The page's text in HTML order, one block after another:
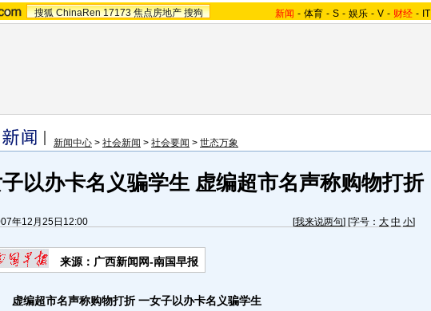
搜狐 ChinaRen 17173 焦点房地产 搜狗 新闻 - 体育 - S - 娱乐 - V - 财经 - IT
新闻中心 > 社会新闻 > 社会要闻 > 世态万象
以办卡名义骗学生 虚编超市名声称购物打折
年12月25日12:00 [我来说两句] [字号： 大 中 小]
来源：广西新闻网-南国早报
虚编超市名声称购物打折 一女子以办卡名义骗学生